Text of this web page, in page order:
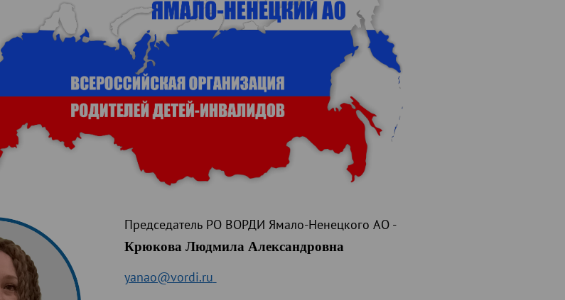
Председатель РО ВОРДИ Ямало-Ненецкого АО -
Крюкова Людмила Александровна
yanao@vordi.ru